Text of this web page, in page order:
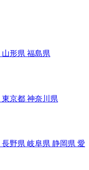
山形県 福島県
東京都 神奈川県
長野県 岐阜県 静岡県 愛